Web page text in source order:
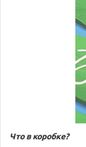
Что в коробке?